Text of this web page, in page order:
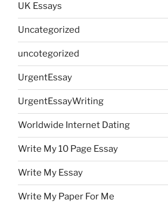
UK Essays
Uncategorized
uncotegorized
UrgentEssay
UrgentEssayWriting
Worldwide Internet Dating
Write My 10 Page Essay
Write My Essay
Write My Paper For Me